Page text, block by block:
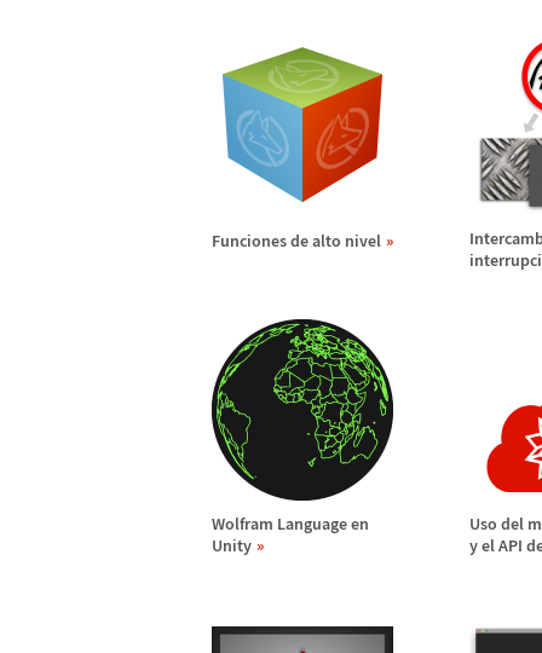
Funciones de alto nivel
Wolfram Language en
Unity
Uso del
y el API